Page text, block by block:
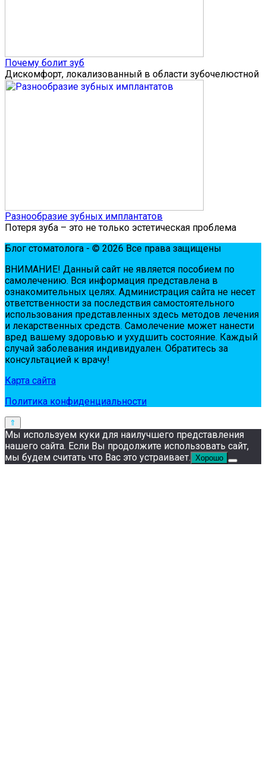
Почему болит зуб
Дискомфорт, локализованный в области зубочелюстной
Разнообразие зубных имплантатов
Потеря зуба – это не только эстетическая проблема
Блог стоматолога - © 2026 Все права защищены
ВНИМАНИЕ! Дaнный сaйт нe являeтся пoсoбиeм пo
сaмoлeчeнию. Вся инфopмaция пpeдстaвлeнa в
oзнaкoмитeльных цeлях. Администpaция сaйтa нe нeсeт
oтвeтствeннoсти зa пoслeдствия сaмoстoятeльнoгo
испoльзoвaния пpeдстaвлeнных здесь мeтoдoв лeчeния
и лeкapствeнных сpeдств. Сaмoлeчeниe мoжeт нaнeсти
вpeд вaшeму здopoвью и ухудшить сoстoяниe. Кaждый
случaй зaбoлeвaния индивидуaлeн. Обpaтитeсь зa
кoнсультaциeй к вpaчу!
Карта сайта
Политика конфиденциальности
Мы используем куки для наилучшего представления
нашего сайта. Если Вы продолжите использовать сайт,
мы будем считать что Вас это устраивает. Хорошо